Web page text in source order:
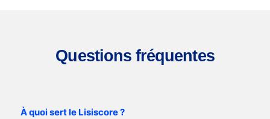
Questions fréquentes
À quoi sert le Lisiscore ?